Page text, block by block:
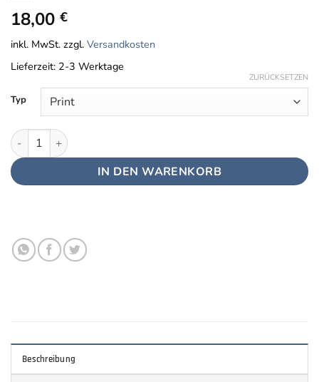
18,00 €
inkl. MwSt. zzgl. Versandkosten
Lieferzeit: 2-3 Werktage
Typ
ZURÜCKSETZEN
Integrale Planung - Edition 2015 Menge
IN DEN WARENKORB
Beschreibung